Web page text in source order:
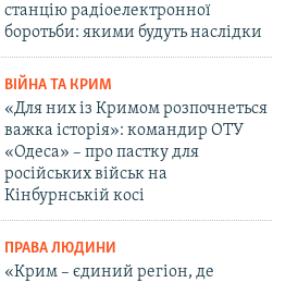
станцію радіоелектронної
боротьби: якими будуть наслідки
ВІЙНА ТА КРИМ
«Для них із Кримом розпочнеться
важка історія»: командир ОТУ
«Одеса» – про пастку для
російських військ на
Кінбурнській косі
ПРАВА ЛЮДИНИ
«Крим – єдиний регіон, де